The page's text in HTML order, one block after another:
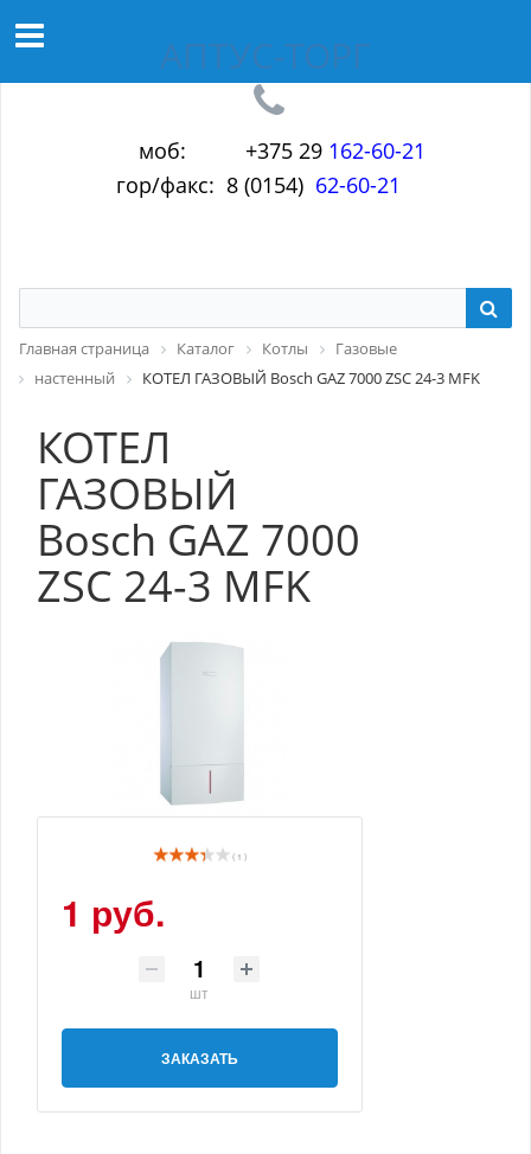
АПТУС-ТОРГ
моб: +375 29 162-60-21
гор/факс: 8 (0154) 62-60-21
Главная страница Каталог Котлы
Газовые
настенный
КОТЕЛ ГАЗОВЫЙ Bosch GAZ 7000 ZSC 24-3 MFK
КОТЕЛ
ГАЗОВЫЙ
Bosch GAZ 7000
ZSC 24-3 MFK
( 1 )
1 руб.
шт
ЗАКАЗАТЬ